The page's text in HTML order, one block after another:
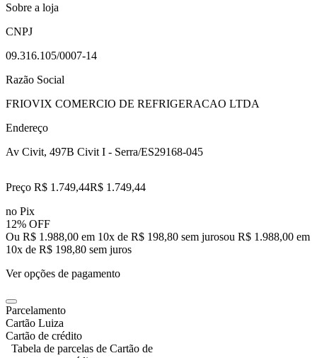
Sobre a loja
CNPJ
09.316.105/0007-14
Razão Social
FRIOVIX COMERCIO DE REFRIGERACAO LTDA
Endereço
Av Civit, 497B Civit I - Serra/ES29168-045
Preço R$ 1.749,44R$ 1.749,44
no Pix
12% OFF
Ou R$ 1.988,00 em 10x de R$ 198,80 sem jurosou R$ 1.988,00 em
10x de R$ 198,80 sem juros
Ver opções de pagamento
Parcelamento
Cartão Luiza
Cartão de crédito
Tabela de parcelas de Cartão de